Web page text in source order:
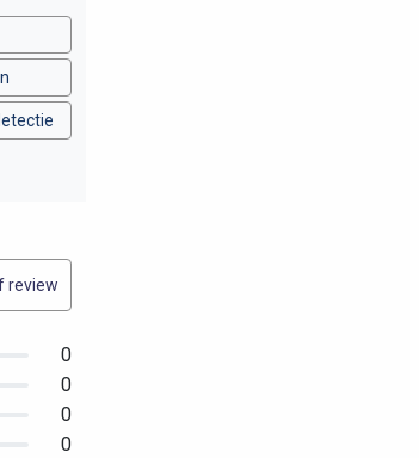
review
0
0
0
0